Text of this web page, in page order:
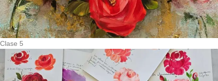
Clase 5